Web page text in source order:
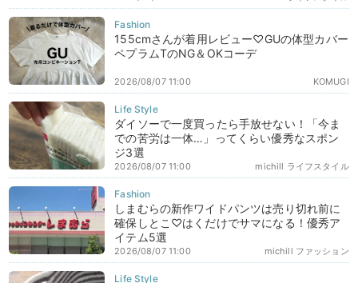
155cmさんが着用レビュー♡GUの体型カバー
ペプラムTのNG＆OKコーデ
KOMUGI
2026/08/07 11:00
ダイソーで一度買ったら手放せない！「今ま
での苦労は一体…」ってくらい優秀なスポン
ジ3選
michill ライフスタイル
2026/08/07 11:00
しまむらの新作ワイドパンツは売り切れ前に
確保しとこ♡はくだけでサマになる！優秀ア
イテム5選
michill ファッション
2026/08/07 11:00